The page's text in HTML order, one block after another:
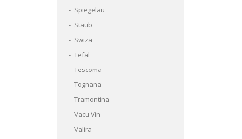
Spiegelau
Staub
Swiza
Tefal
Tescoma
Tognana
Tramontina
Vacu Vin
Valira